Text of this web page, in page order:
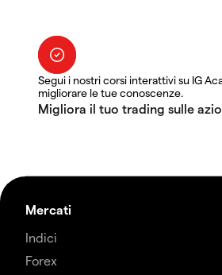
Segui i nostri corsi interattivi su IG
migliorare le tue conoscenze.
Mercati
Indici
Forex